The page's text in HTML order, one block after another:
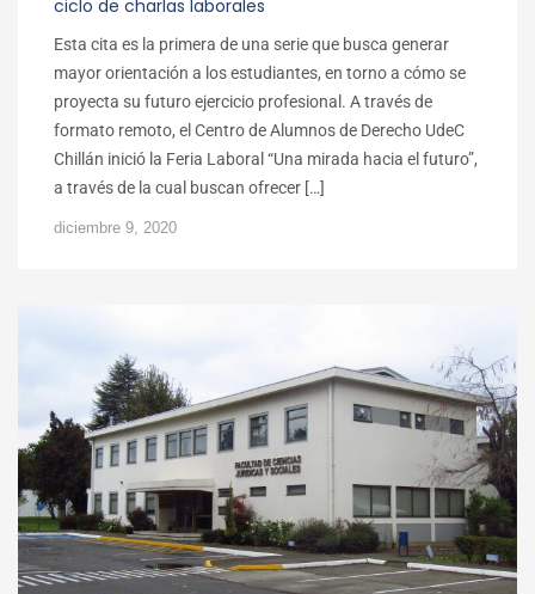
ciclo de charlas laborales
Esta cita es la primera de una serie que busca generar
mayor orientación a los estudiantes, en torno a cómo se
proyecta su futuro ejercicio profesional. A través de
formato remoto, el Centro de Alumnos de Derecho UdeC
Chillán inició la Feria Laboral “Una mirada hacia el futuro”,
a través de la cual buscan ofrecer […]
diciembre 9, 2020